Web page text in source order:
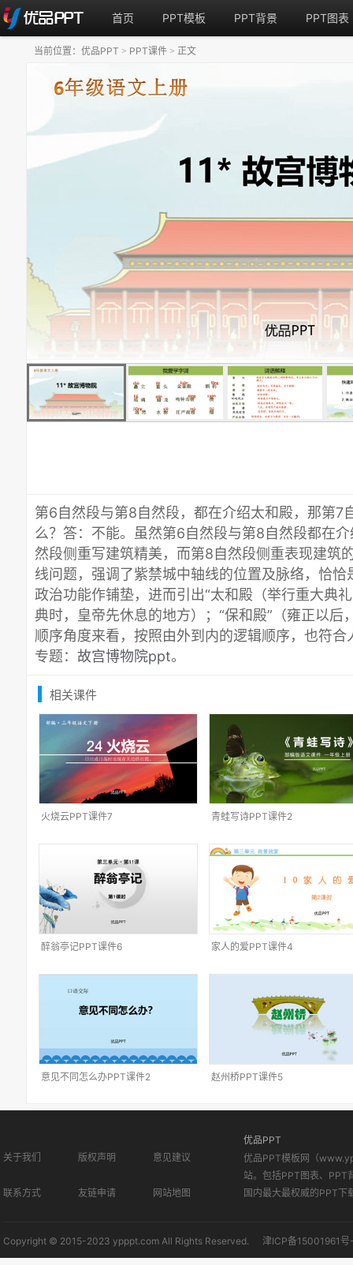
首页 PPT模板 PPT背景 PPT图表
第6自然段与第8自然段，都在介绍太和殿，那第7
么？答：不能。虽然第6自然段与第8自然段都在
然段侧重写建筑精美，而第8自然段侧重表现建筑
线问题，强调了紫禁城中轴线的位置及脉络，恰
政治功能作铺垫，进而引出“太和殿（举行重大典
典时，皇帝先休息的地方）；“保和殿”（雍正以后
顺序角度来看，按照由外到内的逻辑顺序，也符
专题： 故宫博物院ppt。
当前位置： 优品PPT > PPT课件 > 正文
相关课件
火烧云PPT课件7 青蛙写诗PPT课件2
醉翁亭记PPT课件6 家人的爱PPT课件4
意见不同怎么办PPT课件2 赵州桥PPT课件5
关于我们 版权声明 意见建议
联系方式 友链申请 网站地图
优品PPT
优品PPT模板网（
站。包括PPT图表、PPT
国内最大最权威的PPT下
Copyright © 2015-2023 ypppt.com All Rights Reserved. 津ICP备15001961号